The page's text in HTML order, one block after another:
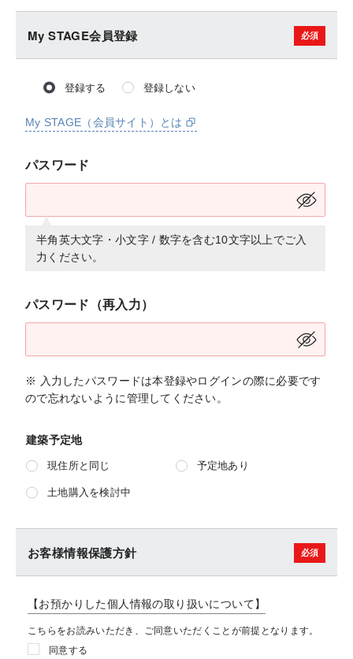
My STAGE会員登録
登録する 登録しない
My STAGE（会員サイト）とは
パスワード
半角英大文字・小文字 / 数字を含む10文字以上でご入
力ください。
パスワード（再入力）
※ 入力したパスワードは本登録やログインの際に必要です
ので忘れないように管理してください。
建築予定地
現住所と同じ 予定地あり
土地購入を検討中
お客様情報保護方針
【お預かりした個人情報の取り扱いについて】
こちらをお読みいただき、ご同意いただくことが前提となります。
同意する